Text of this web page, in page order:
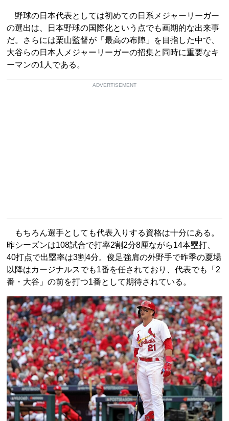
野球の日本代表としては初めての日系メジャーリーガー
の選出は、日本野球の国際化という点でも画期的な出来事
だ。さらには栗山監督が「最高の布陣」を目指した中で、
大谷らの日本人メジャーリーガーの招集と同時に重要なキ
ーマンの1人である。
ADVERTISEMENT
もちろん選手としても代表入りする資格は十分にある。
昨シーズンは108試合で打率2割2分8厘ながら14本塁打、
40打点で出塁率は3割4分。俊足強肩の外野手で昨季の夏場
以降はカージナルスでも1番を任されており、代表でも「2
番・大谷」の前を打つ1番として期待されている。